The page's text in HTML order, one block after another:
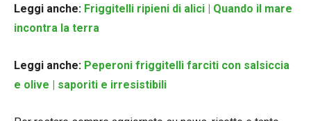
Leggi anche: Friggitelli ripieni di alici | Quando il mare
incontra la terra
Leggi anche: Peperoni friggitelli farciti con salsiccia
e olive | saporiti e irresistibili